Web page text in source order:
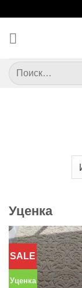
content
Искать:
Уценка
SALE
Уценка